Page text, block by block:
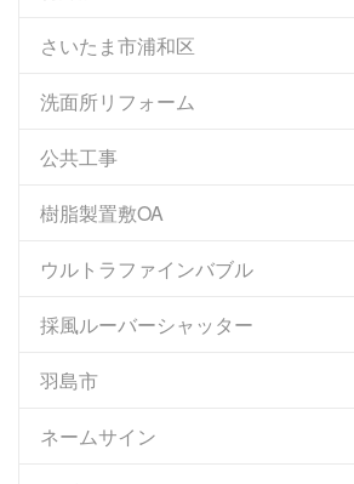
さいたま市浦和区
洗面所リフォーム
公共工事
樹脂製置敷OA
ウルトラファインバブル
採風ルーバーシャッター
羽島市
ネームサイン